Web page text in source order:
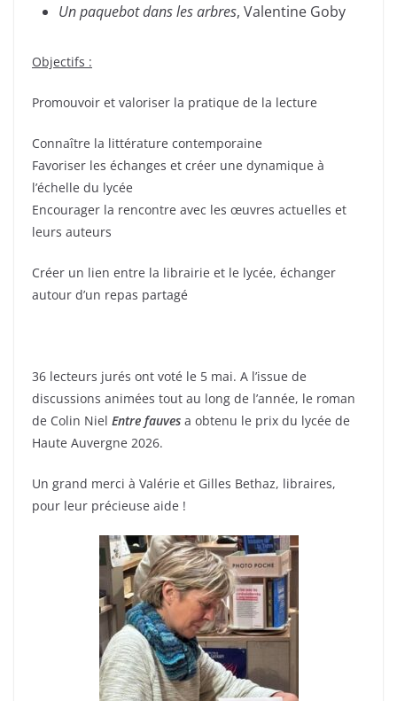
Un paquebot dans les arbres, Valentine Goby
Objectifs :
Promouvoir et valoriser la pratique de la lecture
Connaître la littérature contemporaine
Favoriser les échanges et créer une dynamique à
l’échelle du lycée
Encourager la rencontre avec les œuvres actuelles et
leurs auteurs
Créer un lien entre la librairie et le lycée, échanger
autour d’un repas partagé
36 lecteurs jurés ont voté le 5 mai. A l’issue de
discussions animées tout au long de l’année, le roman
de Colin Niel Entre fauves a obtenu le prix du lycée de
Haute Auvergne 2026.
Un grand merci à Valérie et Gilles Bethaz, libraires,
pour leur précieuse aide !